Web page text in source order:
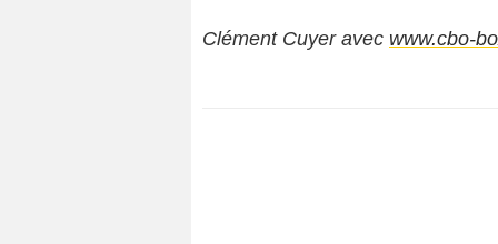
Clément Cuyer avec www.cbo-